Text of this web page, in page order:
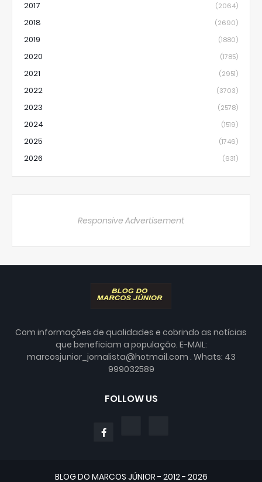
2017 (2064)
2018 (2690)
2019 (1880)
2020 (1785)
2021 (2951)
2022 (3703)
2023 (2578)
2024 (1519)
2025 (1746)
2026 (631)
Responsive Advertisement
Com informações de qualidades e cobrindo as notícias
que beneficiam a população. E-MAIL:
marcosjunior_jornalista@hotmail.com . Whats: 43
999032589
FOLLOW US
BLOG DO MARCOS JÚNIOR - 2012 - 2026